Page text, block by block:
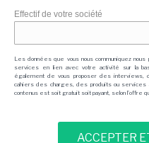
Effectif de votre société
Les données que vous nous communiquez
services en lien avec votre activité sur la
également de vous proposer des
cahiers des charges, des produits ou services
contenus est soit gratuit soit payant, selon l'offre